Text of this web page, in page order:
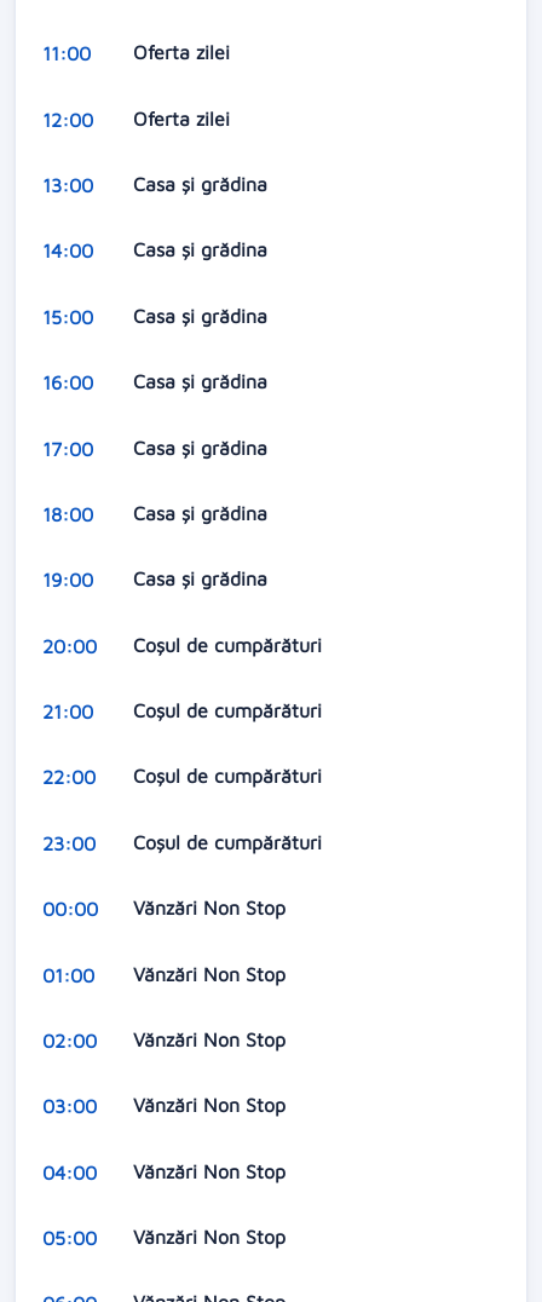
11:00 Oferta zilei
12:00 Oferta zilei
13:00 Casa și grădina
14:00 Casa și grădina
15:00 Casa și grădina
16:00 Casa și grădina
17:00 Casa și grădina
18:00 Casa și grădina
19:00 Casa și grădina
20:00 Coșul de cumpărături
21:00 Coșul de cumpărături
22:00 Coșul de cumpărături
23:00 Coșul de cumpărături
00:00 Vănzări Non Stop
01:00 Vănzări Non Stop
02:00 Vănzări Non Stop
03:00 Vănzări Non Stop
04:00 Vănzări Non Stop
05:00 Vănzări Non Stop